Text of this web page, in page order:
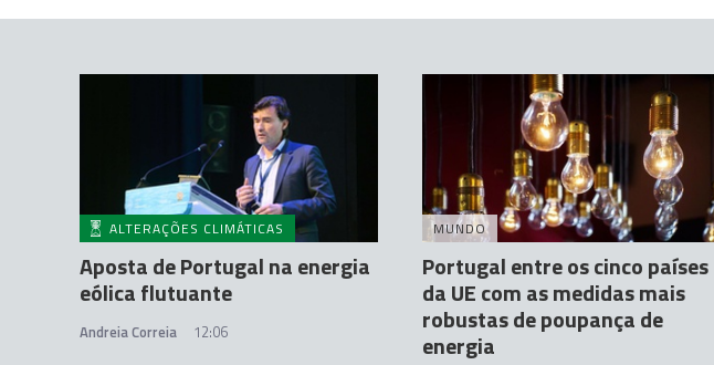
ALTERAÇÕES CLIMÁTICAS
Aposta de Portugal na energia
eólica flutuante
Andreia Correia 12:06
MUNDO
Portugal entre os cinco países
da UE com as medidas mais
robustas de poupança de
energia